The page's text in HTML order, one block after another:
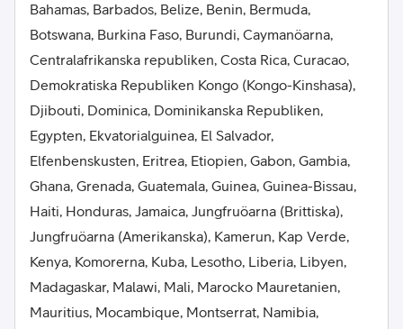
Bahamas, Barbados, Belize, Benin, Bermuda,
Botswana, Burkina Faso, Burundi, Caymanöarna,
Centralafrikanska republiken, Costa Rica, Curacao,
Demokratiska Republiken Kongo (Kongo-Kinshasa),
Djibouti, Dominica, Dominikanska Republiken,
Egypten, Ekvatorialguinea, El Salvador,
Elfenbenskusten, Eritrea, Etiopien, Gabon, Gambia,
Ghana, Grenada, Guatemala, Guinea, Guinea-Bissau,
Haiti, Honduras, Jamaica, Jungfruöarna (Brittiska),
Jungfruöarna (Amerikanska), Kamerun, Kap Verde,
Kenya, Komorerna, Kuba, Lesotho, Liberia, Libyen,
Madagaskar, Malawi, Mali, Marocko Mauretanien,
Mauritius, Mocambique, Montserrat, Namibia,